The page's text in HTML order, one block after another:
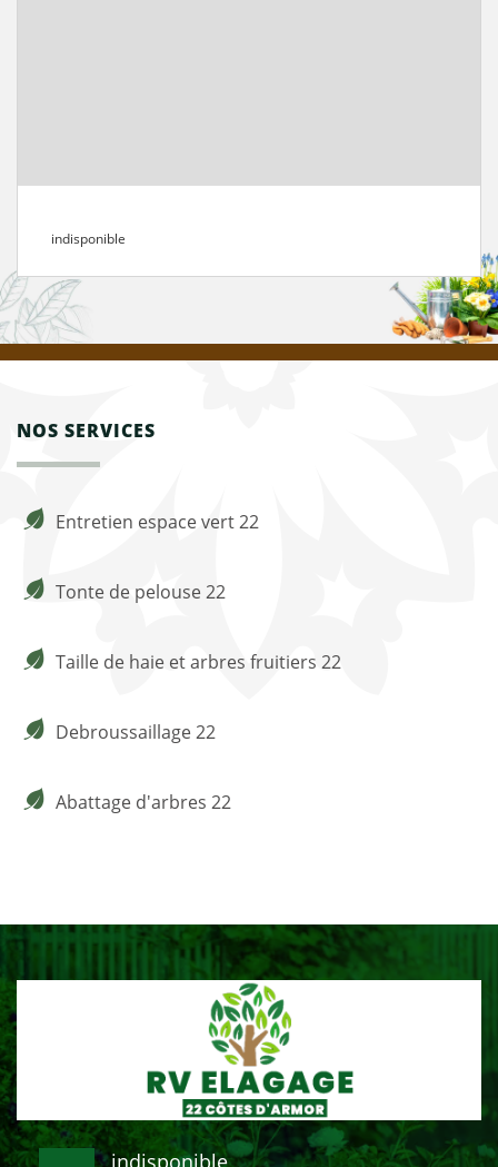
indisponible
NOS SERVICES
Entretien espace vert 22
Tonte de pelouse 22
Taille de haie et arbres fruitiers 22
Debroussaillage 22
Abattage d'arbres 22
indisponible